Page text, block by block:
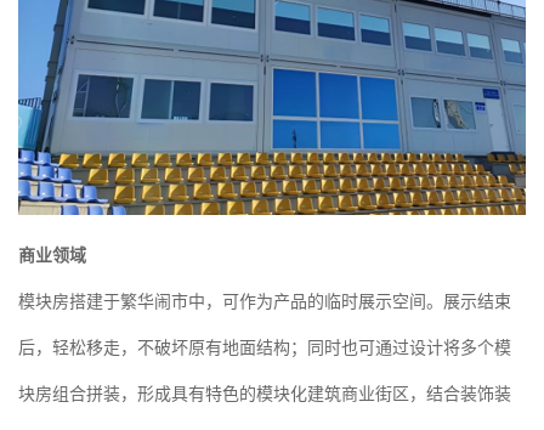
商业领域
模块房搭建于繁华闹市中，可作为产品的临时展示空间。展示结束
后，轻松移走，不破坏原有地面结构；同时也可通过设计将多个模
块房组合拼装，形成具有特色的模块化建筑商业街区，结合装饰装